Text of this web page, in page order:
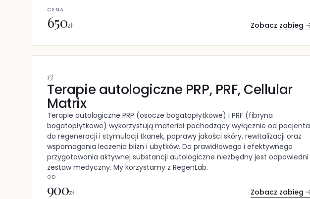
CENA
650zł Zobacz zabieg
13
Terapie autologiczne PRP, PRF, Cellular
Matrix
Terapie autologiczne PRP (osocze bogatopłytkowe) i PRF (fibryna
bogatopłytkowe) wykorzystują materiał pochodzący wyłącznie od pacjenta
do regeneracji i stymulacji tkanek, poprawy jakości skóry, rewitalizacji oraz
wspomagania leczenia blizn i ubytków. Do prawidłowego i efektywnego
przygotowania aktywnej substancji autologiczne niezbędny jest odpowiedni
zestaw medyczny. My korzystamy z RegenLab.
OD
900zł Zobacz zabieg